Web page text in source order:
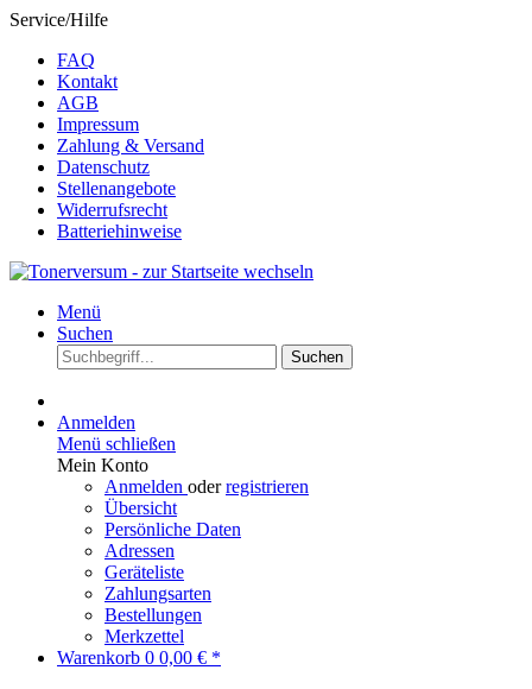
Service/Hilfe
FAQ
Kontakt
AGB
Impressum
Zahlung & Versand
Datenschutz
Stellenangebote
Widerrufsrecht
Batteriehinweise
Menü
Suchen
Suchen
Anmelden
Menü schließen
Mein Konto
Anmelden oderregistrieren
Übersicht
Persönliche Daten
Adressen
Geräteliste
Zahlungsarten
Bestellungen
Merkzettel
Warenkorb 0 0,00 € *